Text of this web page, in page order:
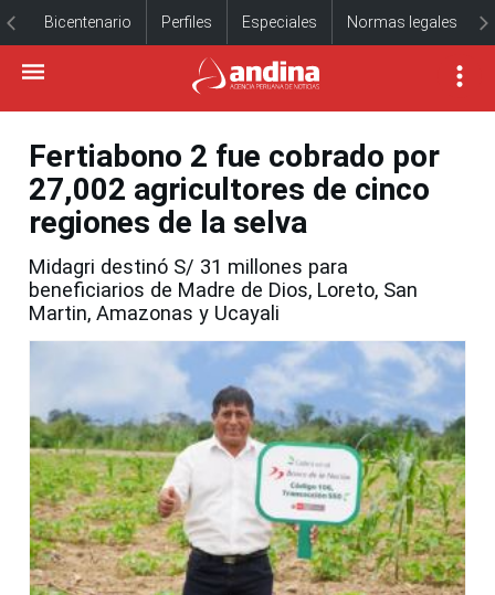
Bicentenario Perfiles Especiales Normas legales
Fertiabono 2 fue cobrado por
27,002 agricultores de cinco
regiones de la selva
Midagri destinó S/ 31 millones para
beneficiarios de Madre de Dios, Loreto, San
Martin, Amazonas y Ucayali